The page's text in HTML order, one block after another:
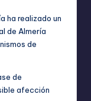
ha realizado un
de Almería
de
de
afección